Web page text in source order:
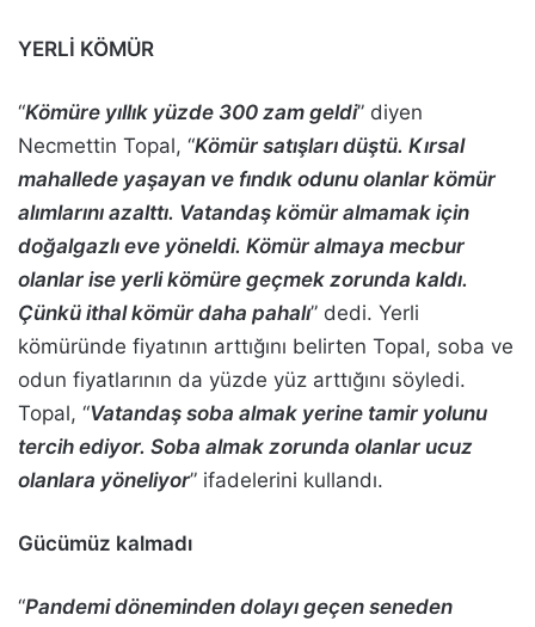
YERLİ KÖMÜR
“Kömüre yıllık yüzde 300 zam geldi” diyen
Necmettin Topal, “Kömür satışları düştü. Kırsal
mahallede yaşayan ve fındık odunu olanlar kömür
alımlarını azalttı. Vatandaş kömür almamak için
doğalgazlı eve yöneldi. Kömür almaya mecbur
olanlar ise yerli kömüre geçmek zorunda kaldı.
Çünkü ithal kömür daha pahalı” dedi. Yerli
kömüründe fiyatının arttığını belirten Topal, soba ve
odun fiyatlarının da yüzde yüz arttığını söyledi.
Topal, “Vatandaş soba almak yerine tamir yolunu
tercih ediyor. Soba almak zorunda olanlar ucuz
olanlara yöneliyor” ifadelerini kullandı.
Gücümüz kalmadı
“Pandemi döneminden dolayı geçen seneden